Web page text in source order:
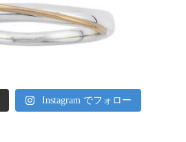
Instagram でフォロー